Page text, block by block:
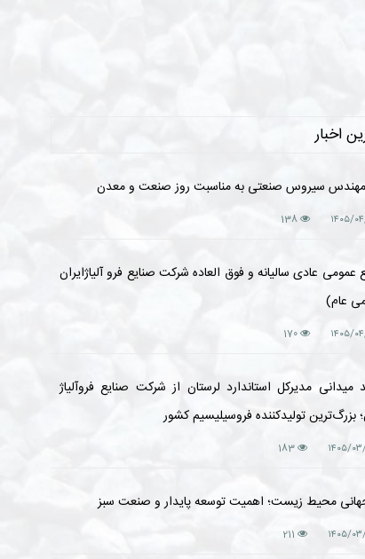
اخبار
مهندس سیروس صنعتی به مناسبت روز صنعت و معدن
۰۴/۱۰ 138
عادی سالیانه و فوق العاده شرکت صنایع فرو آلیاژایران
عام)
۰۴/۰۹ 170
میدانی مدیرکل استاندارد لرستان از شرکت صنایع فروآلیاژ
بزرگ‌ترین تولیدکننده فروسیلیسیم کشور
۰۳/۲۶ 183
محیط زیست؛ اهمیت توسعه پایدار و صنعت سبز
۰۳/۱۳ 211